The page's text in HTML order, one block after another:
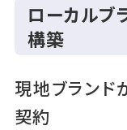
ローカルブ
構築
現地ブランド
契約